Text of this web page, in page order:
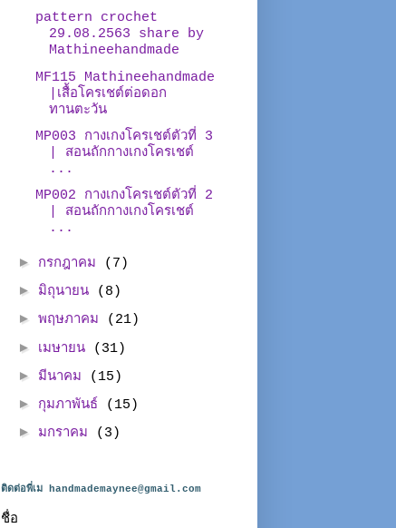
pattern crochet
29.08.2563 share by
Mathineehandmade
MF115 Mathineehandmade
|เสื้อโครเชต์ต่อดอก
ทานตะวัน
MP003 กางเกงโครเชต์ตัวที่ 3
| สอนถักกางเกงโครเชต์
...
MP002 กางเกงโครเชต์ตัวที่ 2
| สอนถักกางเกงโครเชต์
...
► กรกฎาคม
(7)
► มิถุนายน
(8)
► พฤษภาคม
(21)
► เมษายน
(31)
► มีนาคม
(15)
► กุมภาพันธ์
(15)
► มกราคม (3)
ติดต่อพี่เม handmademaynee@gmail.com
ชื่อ